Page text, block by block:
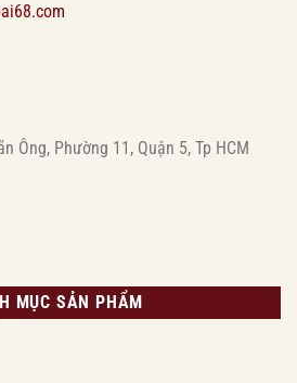
Ông, Phường 11, Quận 5, Tp HCM
MỤC SẢN PHẨM